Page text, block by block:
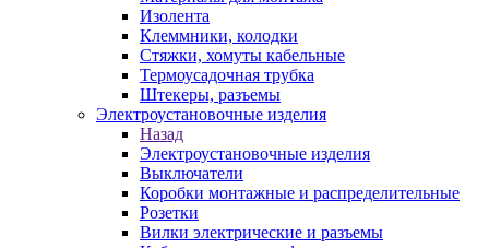
Изолента
Клеммники, колодки
Стяжки, хомуты кабельные
Термоусадочная трубка
Штекеры, разъемы
Электроустановочные изделия
Назад
Электроустановочные изделия
Выключатели
Коробки монтажные и распределительные
Розетки
Вилки электрические и разъемы